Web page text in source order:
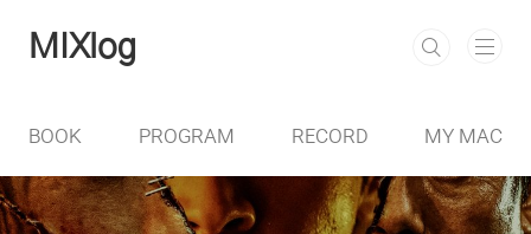
MIXlog
BOOK PROGRAM RECORD MY MAC